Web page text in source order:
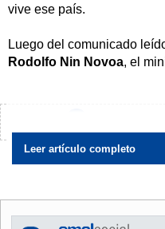
vive ese país.
Luego del comunicado
Rodolfo Nin Novoa, el
sumamos al Mecanismo
No obstante, el jefe
"con todos los países que
Leer artículo completo